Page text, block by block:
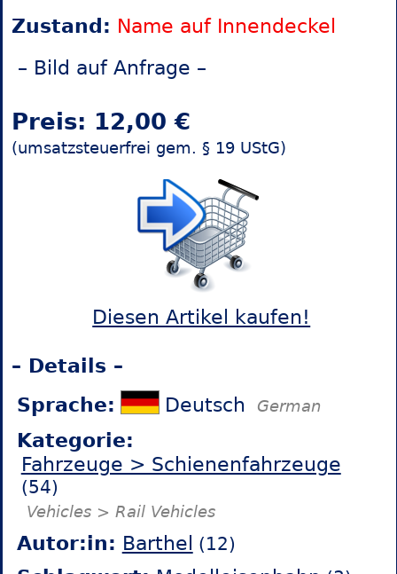
Zustand: Name auf Innendeckel
– Bild auf Anfrage –
Preis: 12,00 €
(umsatzsteuerfrei gem. § 19 UStG)
Diesen Artikel kaufen!
– Details –
Sprache:
Deutsch German
Kategorie:
Fahrzeuge > Schienenfahrzeuge
(54)
Vehicles > Rail Vehicles
Autor:in: Barthel (12)